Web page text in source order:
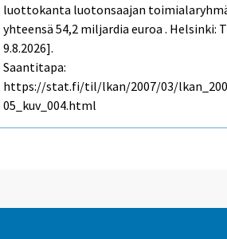
luottokanta luotonsaajan
yhteensä 54,2 miljardia euroa . Helsinki:
9.8.2026].
Saantitapa:
https://stat.fi/til/lkan/2007/03/
05_kuv_004.html